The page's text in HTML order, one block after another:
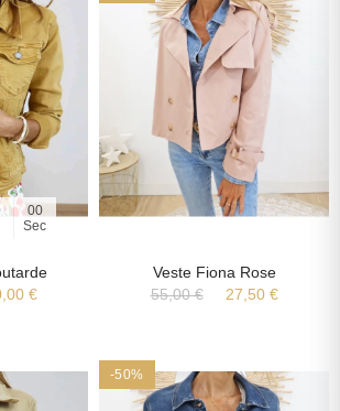
00
Sec
€
Veste Fiona Rose
55,00 €
27,50 €
-50%